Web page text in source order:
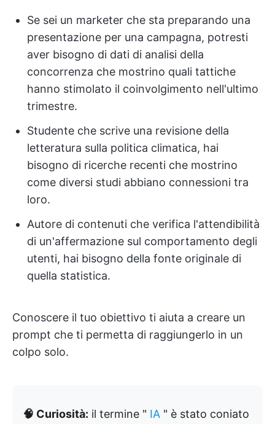
Se sei un marketer che sta preparando una
presentazione per una campagna, potresti
aver bisogno di dati di analisi della
concorrenza che mostrino quali tattiche
hanno stimolato il coinvolgimento nell'ultimo
trimestre.
Studente che scrive una revisione della
letteratura sulla politica climatica, hai
bisogno di ricerche recenti che mostrino
come diversi studi abbiano connessioni tra
loro.
Autore di contenuti che verifica l'attendibilità
di un'affermazione sul comportamento degli
utenti, hai bisogno della fonte originale di
quella statistica.
Conoscere il tuo obiettivo ti aiuta a creare un
prompt che ti permetta di raggiungerlo in un
colpo solo.
🧠 Curiosità: il termine " IA " è stato coniato